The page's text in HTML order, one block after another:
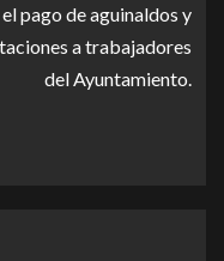
el pago de aguinaldos y
a trabajadores
del Ayuntamiento.